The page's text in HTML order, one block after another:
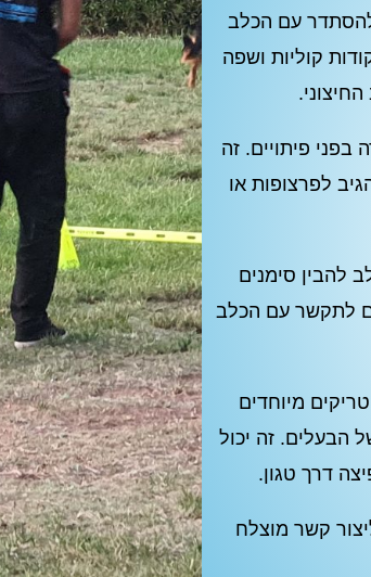
להסתדר עם הכלב
קוליות ושפה
בפני פיתויים. זה
לפרצופות או
להבין סימנים
לתקשר עם הכלב
מיוחדים
הבעלים. זה יכול
דרך טגון.
קשר מוצלח